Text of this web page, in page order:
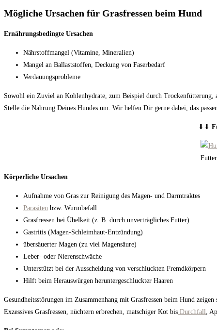
Mögliche Ursachen für Grasfressen beim Hund
Ernährungsbedingte Ursachen
Nährstoffmangel (Vitamine, Mineralien)
Mangel an Ballaststoffen, Deckung von Faserbedarf
Verdauungsprobleme
Sowohl ein Zuviel an Kohlenhydrate, zum Beispiel durch Trockenfütterung,
Stelle die Nahrung Deines Hundes um. Wir helfen Dir gerne dabei, das
⬇︎⬇︎
Körperliche Ursachen
Aufnahme von Gras zur Reinigung des Magen- und Darmtraktes
Parasiten bzw. Wurmbefall
Grasfressen bei Übelkeit (z. B. durch unverträgliches Futter)
Gastritis (Magen-Schleimhaut-Entzündung)
übersäuerter Magen (zu viel Magensäure)
Leber- oder Nierenschwäche
Unterstützt bei der Ausscheidung von verschluckten Fremdkörpern
Hilft beim Herauswürgen heruntergeschluckter Haaren
Gesundheitsstörungen im Zusammenhang mit Grasfressen beim Hund
Exzessives Grasfressen, nüchtern erbrechen, matschiger Kot bis Durchfall,